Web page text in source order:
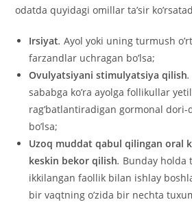
odatda quyidagi omillar ta’sir
Irsiyat.Ayol yoki uning turmush
farzandlar uchragan bo’lsa;
Ovulyatsiyani stimulyatsiya qilish
sababga ko’ra ayolga follikullar
rag’batlantiradigan gormonal
bo’lsa;
Uzoq muddat qabul qilingan oral
keskin bekor qilish. Bunday holda
ikkilangan faollik bilan ishlay
bir vaqtning o’zida bir nechta